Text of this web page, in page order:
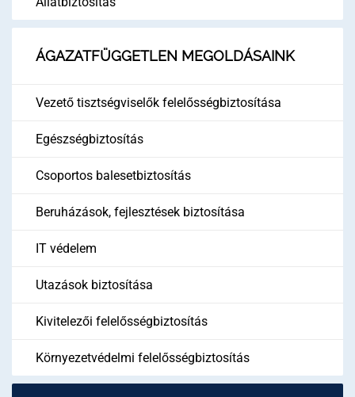
ÁGAZATFÜGGETLEN MEGOLDÁSAINK
Vezető tisztségviselők felelősségbiztosítása
Egészségbiztosítás
Csoportos balesetbiztosítás
Beruházások, fejlesztések biztosítása
IT védelem
Utazások biztosítása
Kivitelezői felelősségbiztosítás
Környezetvédelmi felelősségbiztosítás